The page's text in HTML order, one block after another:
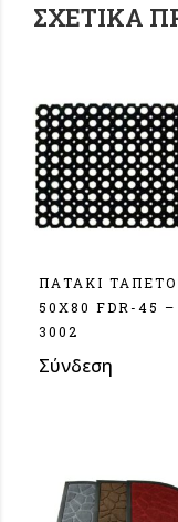
ΣΧΕΤΙΚΆ
ΠΑΤΑΚΙ ΤΑΠΕΤΟ
50X80 FDR-45
3002
Σύνδεση